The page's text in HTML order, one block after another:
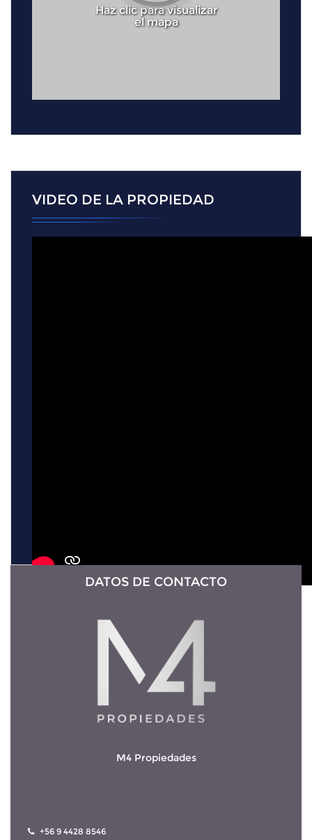
Haz clic para visualizar
el mapa
VIDEO DE LA PROPIEDAD
DATOS DE CONTACTO
M4 Propiedades
+56 9 4428 8546